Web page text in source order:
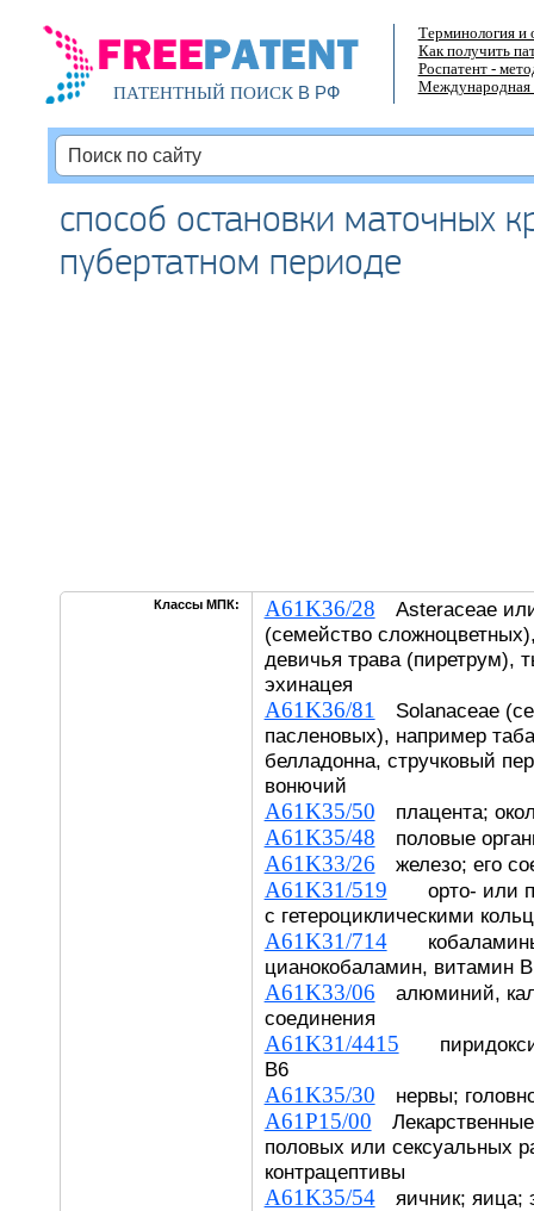
ПАТЕНТНЫЙ ПОИСКВ РФ
Терминология и
Как получить
Роспатент -
Международная
способ остановки маточных
пубертатном периоде
Классы МПК: A61K36/28 Asteraceae
(семейство
девичья трава (пиретрум),
эхинацея
A61K36/81
Solanaceae
пасленовых), например
белладонна, стручковый
вонючий
A61K35/50 плацента;
A61K35/48 половые
A61K33/26 железо; его
A61K31/519 орто- или
с гетероциклическими
A61K31/714
цианокобаламин, витамин
A61K33/06 алюминий,
соединения
A61K31/4415
В6
A61K35/30 нервы;
A61P15/00
половых или сексуальных
контрацептивы
A61K35/54яичник; яица;